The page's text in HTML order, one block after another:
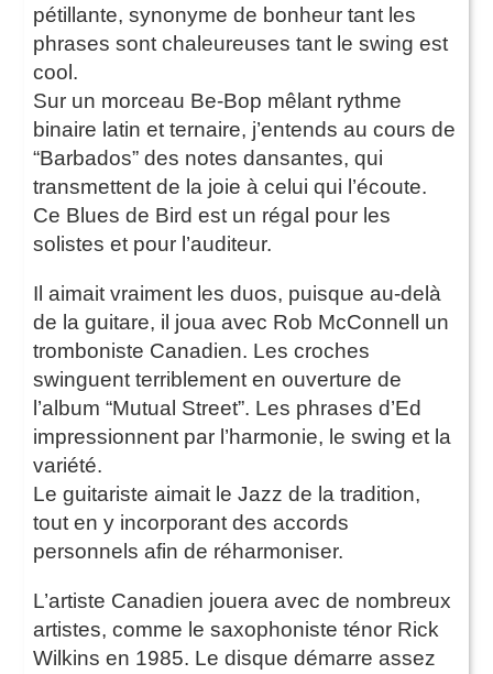
pétillante, synonyme de bonheur tant les
phrases sont chaleureuses tant le swing est
cool.
Sur un morceau Be-Bop mêlant rythme
binaire latin et ternaire, j’entends au cours de
“Barbados” des notes dansantes, qui
transmettent de la joie à celui qui l’écoute.
Ce Blues de Bird est un régal pour les
solistes et pour l’auditeur.
Il aimait vraiment les duos, puisque au-delà
de la guitare, il joua avec Rob McConnell un
tromboniste Canadien. Les croches
swinguent terriblement en ouverture de
l’album “Mutual Street”. Les phrases d’Ed
impressionnent par l’harmonie, le swing et la
variété.
Le guitariste aimait le Jazz de la tradition,
tout en y incorporant des accords
personnels afin de réharmoniser.
L’artiste Canadien jouera avec de nombreux
artistes, comme le saxophoniste ténor Rick
Wilkins en 1985. Le disque démarre assez